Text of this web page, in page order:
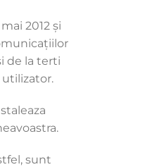
2012 și
de la terti
sunt